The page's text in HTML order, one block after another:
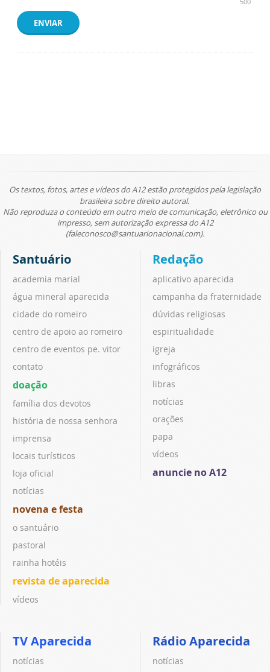
ENVIAR
Os textos, fotos, artes e vídeos do A12 estão protegidos pela legislação
brasileira sobre direito autoral.
Não reproduza o conteúdo em outro meio de comunicação, eletrônico ou
impresso, sem autorização expressa do A12
(faleconosco@santuarionacional.com).
Santuário
academia marial
água mineral aparecida
cidade do romeiro
centro de apoio ao romeiro
centro de eventos pe. vitor
contato
doação
família dos devotos
história de nossa senhora
imprensa
locais turísticos
loja oficial
notícias
novena e festa
o santuário
pastoral
rainha hotéis
revista de aparecida
vídeos
Redação
aplicativo aparecida
campanha da fraternidade
dúvidas religiosas
espiritualidade
igreja
infográficos
libras
notícias
orações
papa
vídeos
anuncie no A12
TV Aparecida
notícias
Rádio Aparecida
notícias